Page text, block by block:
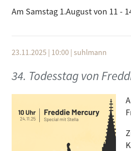
Am Samstag 1.August von 11 -
23.11.2025 | 10:00 | suhlmann
34. Todesstag von